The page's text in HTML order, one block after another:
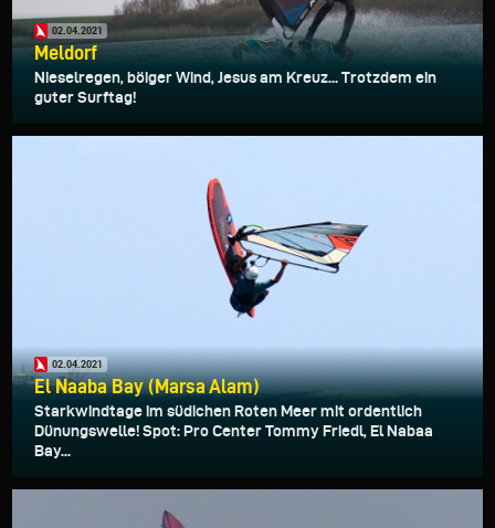
02.04.2021
Meldorf
Nieselregen, böiger Wind, Jesus am Kreuz... Trotzdem ein
guter Surftag!
02.04.2021
El Naaba Bay (Marsa Alam)
Starkwindtage im südichen Roten Meer mit ordentlich
Dünungswelle! Spot: Pro Center Tommy Friedl, El Nabaa
Bay...